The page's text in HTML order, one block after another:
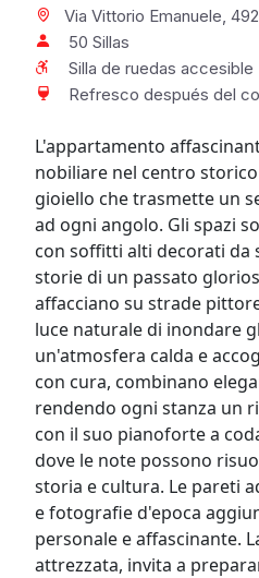
Via Vittorio Emanuele,
50 Sillas
Silla de ruedas accesible
Refresco después del
L'appartamento
nobiliare nel centro
gioiello che trasmette un
ad ogni angolo. Gli spazi
con soffitti alti decorati da
storie di un passato
affacciano su strade
luce naturale di inondare
un'atmosfera calda e
con cura, combinano
rendendo ogni stanza un
con il suo pianoforte a
dove le note possono
storia e cultura. Le pareti
e fotografie d'epoca
personale e affascinante.
attrezzata, invita a